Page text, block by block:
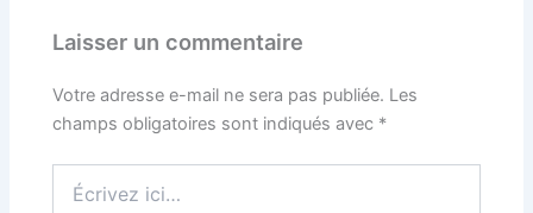
Laisser un commentaire
Votre adresse e-mail ne sera pas publiée. Les
champs obligatoires sont indiqués avec *
ici…